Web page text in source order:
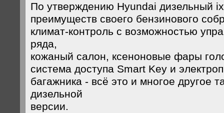
По утверждению Hyundai дизельный
преимуществ своего бензинового
климат-контроль с возможностью
ряда,
кожаный салон, ксеноновые фары
система доступа Smart Key и
багажника - всё это и многое другое
дизельной
версии.